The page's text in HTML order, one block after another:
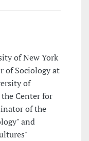
of New York
of Sociology at
of
the Center for
of the
and